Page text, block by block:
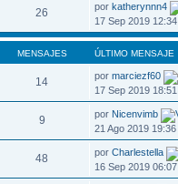
26 porkatherynnn4
17 Sep 2019 12:34
MENSAJES ÚLTIMO MENSAJE
14 pormarciezf60
17 Sep 2019 18:51
9 por Nicenvimb
21 Ago 2019 19:36
48 porCharlestella
16 Sep 2019 06:07